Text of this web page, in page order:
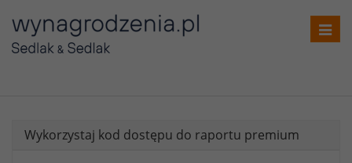
Wykorzystaj kod dostępu do raportu premium